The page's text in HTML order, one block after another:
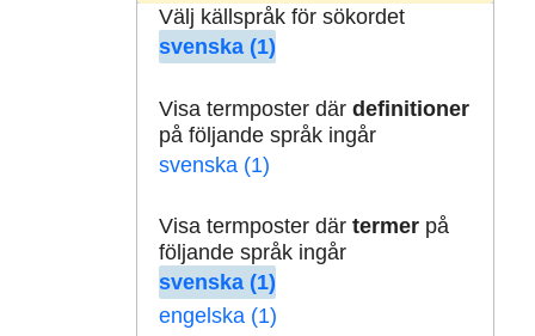
Välj källspråk för sökordet
svenska (1)
Visa termposter där definitioner
på följande språk ingår
svenska (1)
Visa termposter där termerpå
följande språk ingår
svenska (1)
engelska (1)